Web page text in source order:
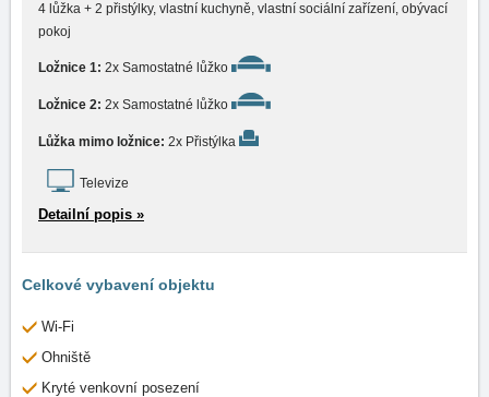
4 lůžka + 2 přistýlky, vlastní kuchyně, vlastní sociální zařízení, obývací
pokoj
Ložnice 1: 2x Samostatné lůžko
Ložnice 2: 2x Samostatné lůžko
Lůžka mimo ložnice: 2x Přistýlka
Televize
Detailní popis »
Celkové vybavení objektu
Wi-Fi
Ohniště
Kryté venkovní posezení